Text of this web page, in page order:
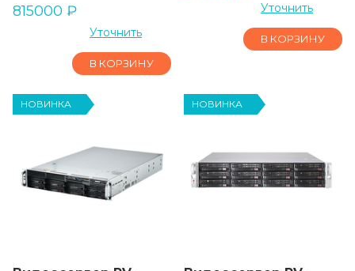
815000 ₽
Уточнить
В КОРЗИНУ
Уточнить
В КОРЗИНУ
НОВИНКА НОВИНКА